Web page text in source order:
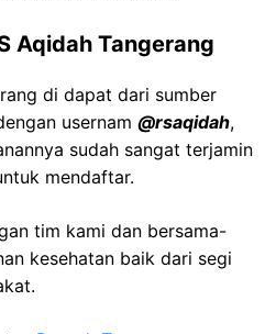
Aqidah Tangerang
di dapat dari sumber
usernam @rsaqidah,
sudah sangat terjamin
mendaftar.
tim kami dan bersama-
kesehatan baik dari segi